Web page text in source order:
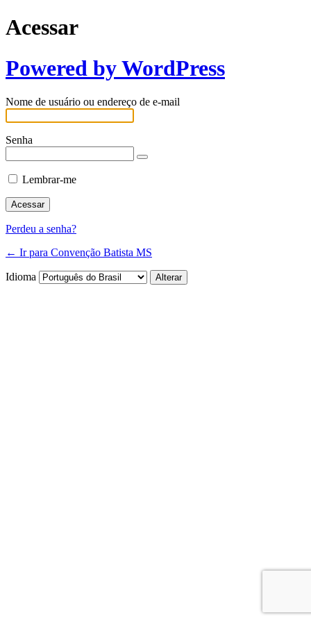
Acessar
Powered by WordPress
Nome de usuário ou endereço de e-mail
Senha
Lembrar-me
Perdeu a senha?
← Ir para Convenção Batista MS
Idioma